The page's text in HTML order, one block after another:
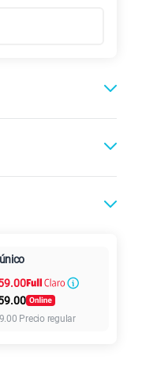
en alta velocidad
79.90
en alta velocidad
intereses
Precio regular